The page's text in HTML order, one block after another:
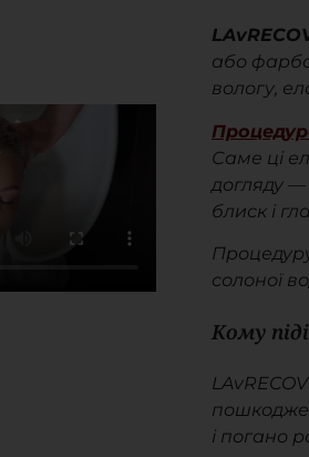
або
вологу,
Саме ці
догляду —
блиск і
солоної
Кому
і погано